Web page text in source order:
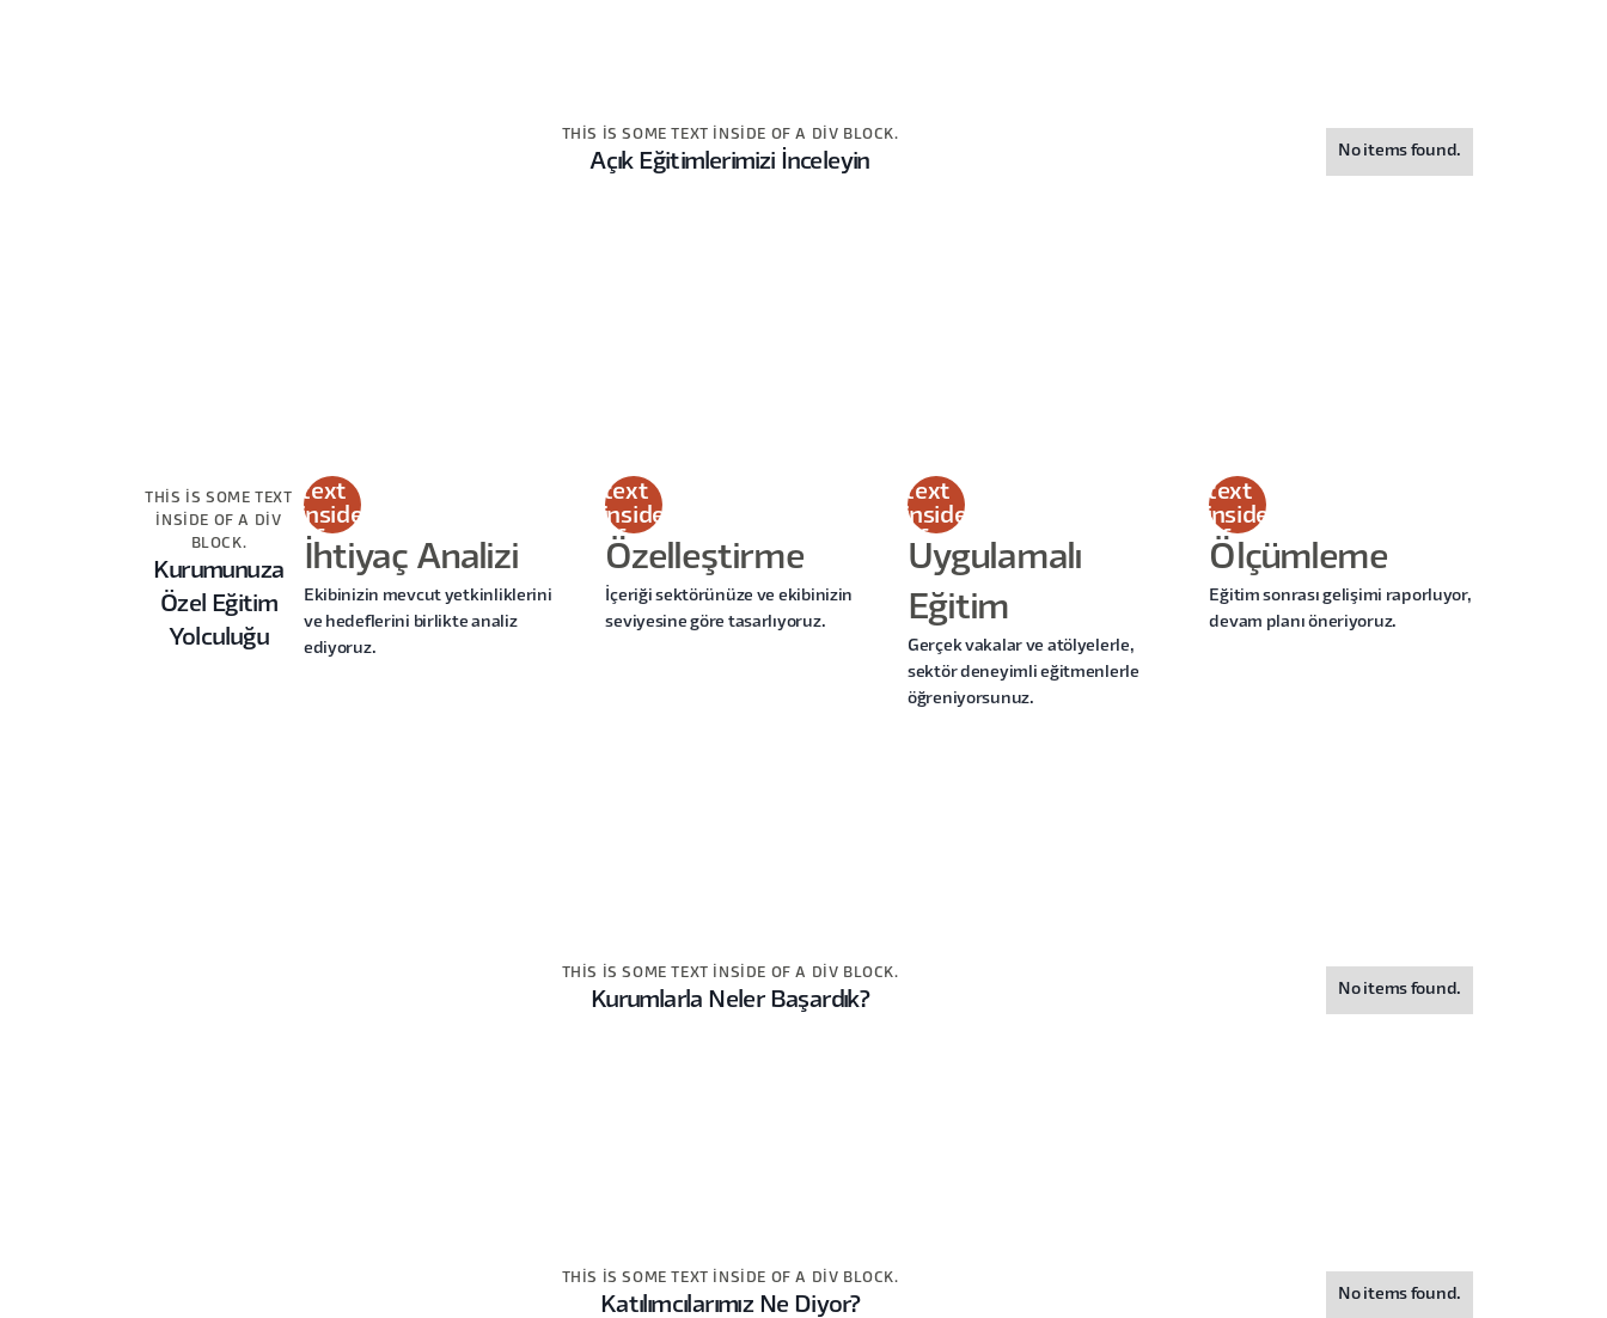
THIS IS SOME TEXT INSIDE OF A DIV BLOCK.
Açık Eğitimlerimizi İnceleyin
No items found.
THIS IS SOME TEXT
INSIDE OF A DIV
BLOCK.
Kurumunuza
Özel Eğitim
Yolculuğu
text
inside
of a
div
block.
İhtiyaç Analizi
Ekibinizin mevcut yetkinliklerini
ve hedeflerini birlikte analiz
ediyoruz.
text
inside
of a
div
block.
Özelleştirme
İçeriği sektörünüze ve ekibinizin
seviyesine göre tasarlıyoruz.
text
inside
of a
div
block.
Uygulamalı
Eğitim
Gerçek vakalar ve atölyelerle,
sektör deneyimli eğitmenlerle
öğreniyorsunuz.
text
inside
of a
div
block.
Ölçümleme
Eğitim sonrası gelişimi raporluyor,
devam planı öneriyoruz.
THIS IS SOME TEXT INSIDE OF A DIV BLOCK.
Kurumlarla Neler Başardık?
No items found.
THIS IS SOME TEXT INSIDE OF A DIV BLOCK.
Katılımcılarımız Ne Diyor?
No items found.